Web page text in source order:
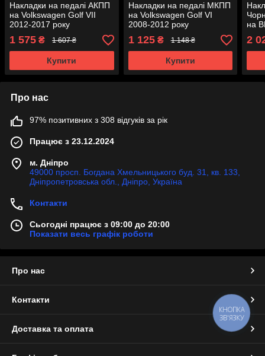
Накладки на педалі АКПП
на Volkswagen Golf VII
2012-2017 року
1 575 ₴ 1 607 ₴
Купити
Накладки на педалі МКПП
на Volkswagen Golf VI
2008-2012 року
1 125₴ 1 148 ₴
Купити
на
2
Про нас
97% позитивних з 308 відгуків за рік
Працює з 23.12.2024
м. Дніпро
49000 просп. Богдана Хмельницького буд. 31, кв. 133,
Дніпропетровська обл., Дніпро, Україна
Контакти
Сьогодні працює з 09:00 до 20:00
Показати весь графік роботи
Про нас
Контакти
Доставка та оплата
КНОПКА
ЗВ'ЯЗКУ